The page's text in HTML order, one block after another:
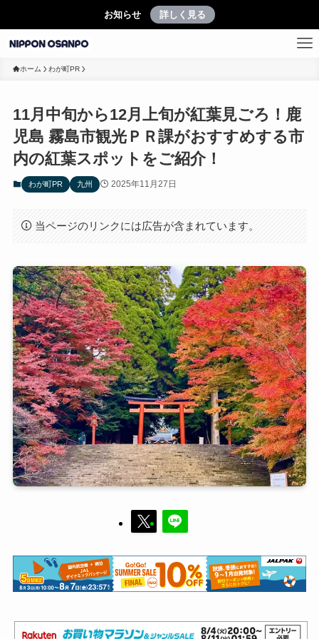
お知らせ 詳しく見る
ホーム わが町PR
11月中旬から12月上旬が紅葉見ごろ！鹿
児島 霧島市観光ＰＲ課がおすすめする市
内の紅葉スポットをご紹介！
わが町PR 九州 2025年11月27日
当ページのリンクには広告が含まれています。